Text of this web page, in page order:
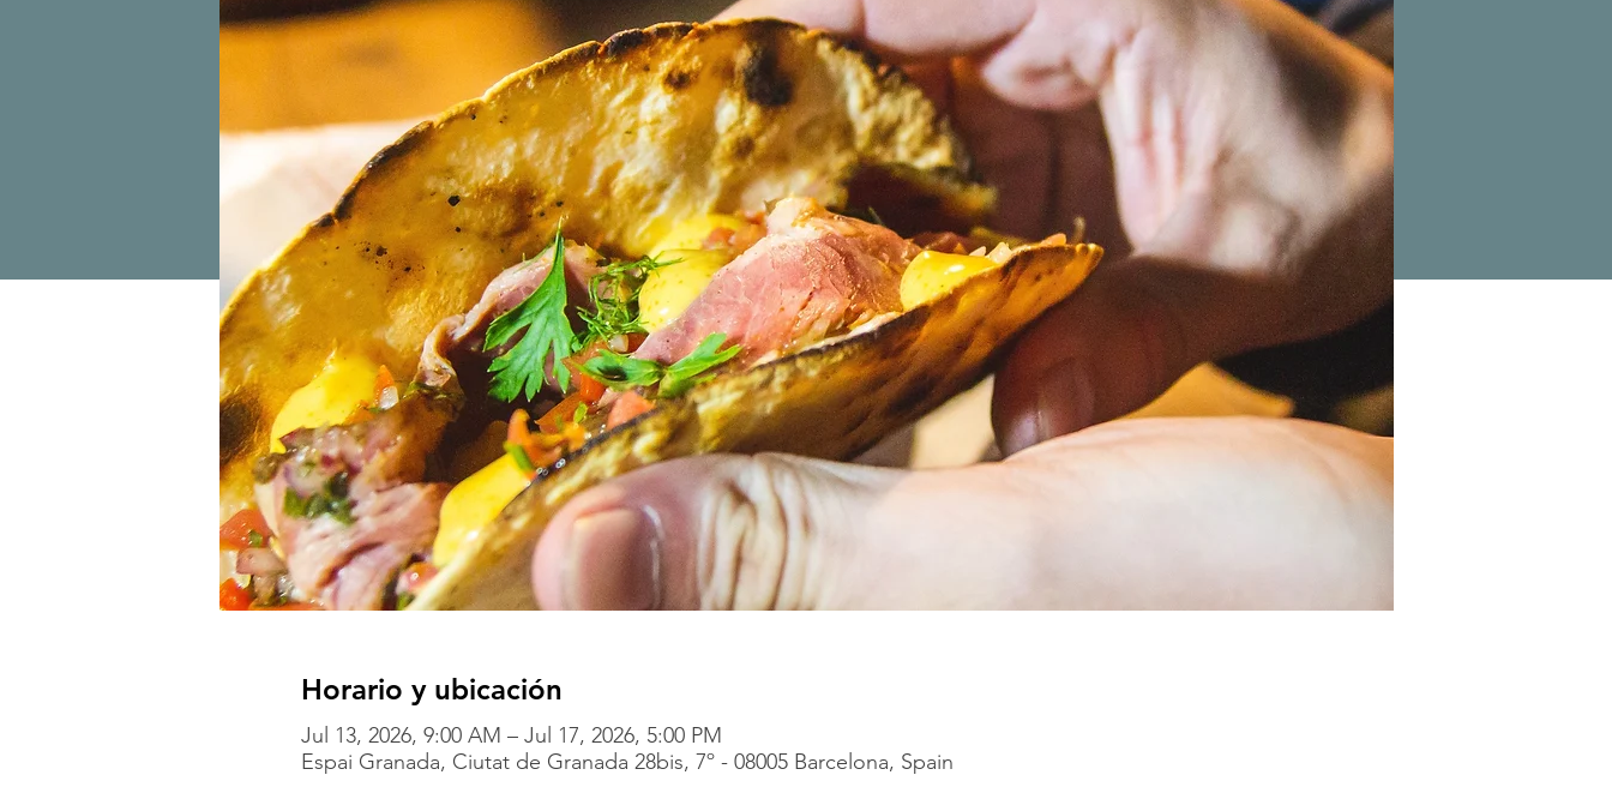
Horario y ubicación
Jul 13, 2026, 9:00 AM – Jul 17, 2026, 5:00 PM
Espai Granada, Ciutat de Granada 28bis, 7º - 08005 Barcelona, Spain